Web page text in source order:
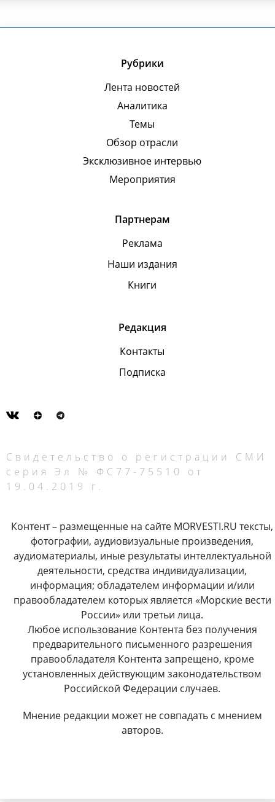
Рубрики
Лента новостей
Аналитика
Темы
Обзор отрасли
Эксклюзивное интервью
Мероприятия
Партнерам
Реклама
Наши издания
Книги
Редакция
Контакты
Подписка
Свидетельство о регистрации СМИ
серия Эл № ФС77-75510 от
19.04.2019 г.
Контент – размещенные на сайте MORVESTI.RU тексты,
фотографии, аудиовизуальные произведения,
аудиоматериалы, иные результаты интеллектуальной
деятельности, средства индивидуализации,
информация; обладателем информации и/или
правообладателем которых является «Морские вести
России» или третьи лица.
Любое использование Контента без получения
предварительного письменного разрешения
правообладателя Контента запрещено, кроме
установленных действующим законодательством
Российской Федерации случаев.
Мнение редакции может не совпадать с мнением
авторов.